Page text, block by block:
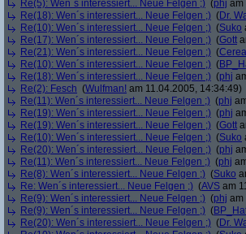
Re(5): Wen´s interessiert... Neue Felgen ;) (phj am
Re(18): Wen´s interessiert... Neue Felgen ;) (Dr.
Re(10): Wen´s interessiert... Neue Felgen ;) (Suko
Re(17): Wen´s interessiert... Neue Felgen ;) (Gott
Re(21): Wen´s interessiert... Neue Felgen ;) (
Re(10): Wen´s interessiert... Neue Felgen ;) (
Re(18): Wen´s interessiert... Neue Felgen ;) (phj
Re(2): Fesch (Wulfman! am 11.04.2005, 14:34:49)
Re(11): Wen´s interessiert... Neue Felgen ;) (phj
Re(19): Wen´s interessiert... Neue Felgen ;) (phj
Re(19): Wen´s interessiert... Neue Felgen ;) (Gott
Re(10): Wen´s interessiert... Neue Felgen ;) (Suko
Re(20): Wen´s interessiert... Neue Felgen ;) (phj
Re(11): Wen´s interessiert... Neue Felgen ;) (phj
Re(8): Wen´s interessiert... Neue Felgen ;) (Suko
Re: Wen´s interessiert... Neue Felgen ;) (AVS am
Re(9): Wen´s interessiert... Neue Felgen ;) (phj am
Re(9): Wen´s interessiert... Neue Felgen ;) (
Re(20): Wen´s interessiert... Neue Felgen ;) (Dr.